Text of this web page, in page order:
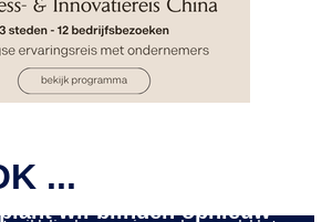
...
wil blinden opnieuw